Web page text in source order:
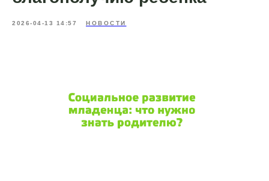
2026-04-13 14:57 НОВОСТИ